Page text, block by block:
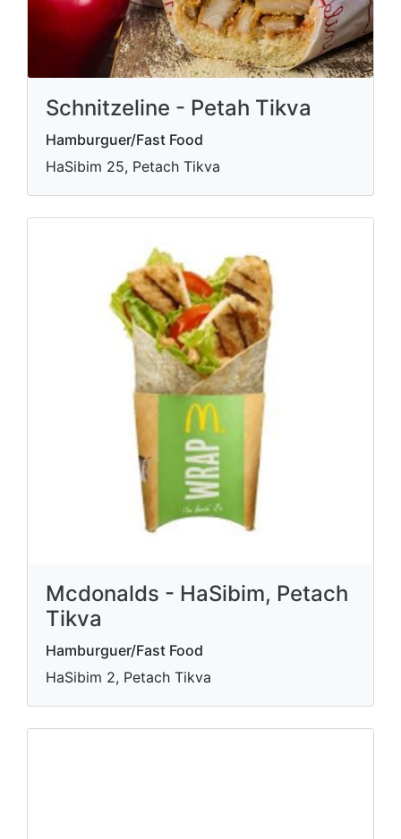
Schnitzeline - Petah Tikva
Hamburguer/Fast Food
HaSibim 25, Petach Tikva
Mcdonalds - HaSibim, Petach
Tikva
Hamburguer/Fast Food
HaSibim 2, Petach Tikva